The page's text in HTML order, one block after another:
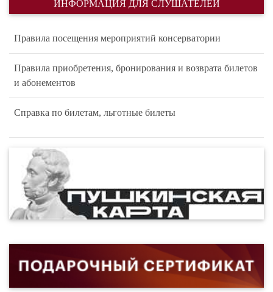
ИНФОРМАЦИЯ ДЛЯ СЛУШАТЕЛЕЙ
Правила посещения мероприятий консерватории
Правила приобретения, бронирования и возврата билетов
и абонементов
Справка по билетам, льготные билеты